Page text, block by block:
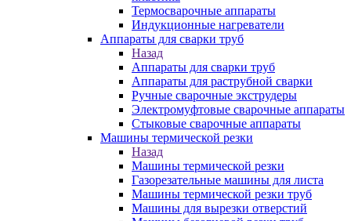
Термосварочные аппараты
Индукционные нагреватели
Аппараты для сварки труб
Назад
Аппараты для сварки труб
Аппараты для раструбной сварки
Ручные сварочные экструдеры
Электромуфтовые сварочные аппараты
Стыковые сварочные аппараты
Машины термической резки
Назад
Машины термической резки
Газорезательные машины для листа
Машины термической резки труб
Машины для вырезки отверстий